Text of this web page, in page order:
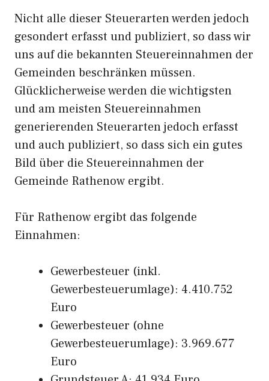
Nicht alle dieser Steuerarten werden jedoch
gesondert erfasst und publiziert, so dass wir
uns auf die bekannten Steuereinnahmen der
Gemeinden beschränken müssen.
Glücklicherweise werden die wichtigsten
und am meisten Steuereinnahmen
generierenden Steuerarten jedoch erfasst
und auch publiziert, so dass sich ein gutes
Bild über die Steuereinnahmen der
Gemeinde Rathenow ergibt.
Für Rathenow ergibt das folgende
Einnahmen:
Gewerbesteuer (inkl.
Gewerbesteuerumlage): 4.410.752
Euro
Gewerbesteuer (ohne
Gewerbesteuerumlage): 3.969.677
Euro